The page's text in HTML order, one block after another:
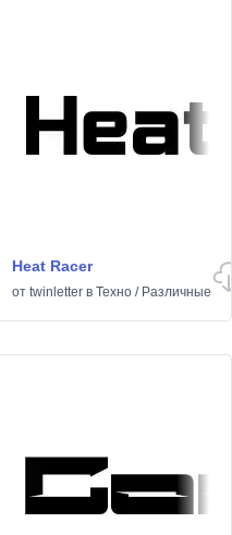
Heat Racer
от twinletter в Техно / Различные